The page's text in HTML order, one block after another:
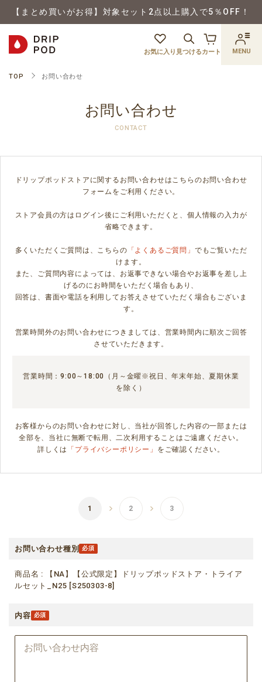
【まとめ買いがお得】対象セット2点以上購入で5％OFF！
お気に入り 見つけるカート MENU
TOP お問い合わせ
お問い合わせ
CONTACT
ドリップポッドストアに関するお問い合わせはこちらのお問い合わせ
フォームをご利用ください。
ストア会員の方はログイン後にご利用いただくと、個人情報の入力が
省略できます。
多くいただくご質問は、こちらの 「よくあるご質問」 でもご覧いただ
けます。
また、ご質問内容によっては、お返事できない場合やお返事を差し上
げるのにお時間をいただく場合もあり、
回答は、書面や電話を利用してお答えさせていただく場合もございま
す。
営業時間外のお問い合わせにつきましては、営業時間内に順次ご回答
させていただきます。
営業時間：9:00～18:00（月～金曜※祝日、年末年始、夏期休業
を除く）
お客様からのお問い合わせに対し、当社が回答した内容の一部または
全部を、当社に無断で転用、二次利用することはご遠慮ください。
詳しくは
「プライバシーポリシー」 をご確認ください。
お問い合わせ種別
商品名 : 【NA】【公式限定】ドリップポッドストア・トライア
ルセット_N25 [S250303-8]
内容